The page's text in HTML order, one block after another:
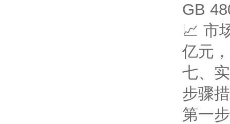
GB
📈 市
亿元
七、
步骤
第一步